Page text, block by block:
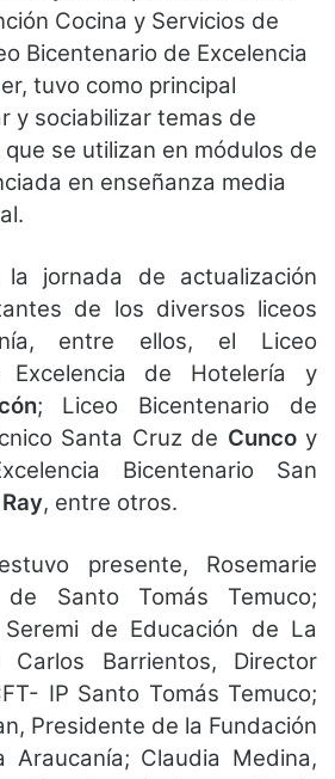
Cocina y Servicios de
Bicentenario de Excelencia
tuvo como principal
y sociabilizar temas de
se utilizan en módulos de
en enseñanza media
jornada de actualización
de los diversos liceos
entre ellos, el Liceo
Excelencia de Hotelería y
; Liceo Bicentenario de
Santa Cruz de Cuncoy
Bicentenario San
, entre otros.
presente, Rosemarie
Santo Tomás Temuco;
de Educación de La
Carlos Barrientos, Director
IP Santo Tomás Temuco;
Presidente de la Fundación
Araucanía; Claudia Medina,